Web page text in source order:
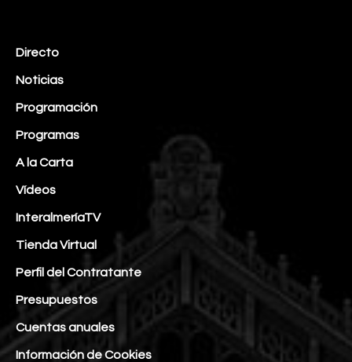
Directo
Noticias
Programación
Programas
A la Carta
Vídeos
InteralmeríaTV
Tienda Virtual
Perfil del Contratante
Presupuestos
Cuentas anuales
Información de Cookies